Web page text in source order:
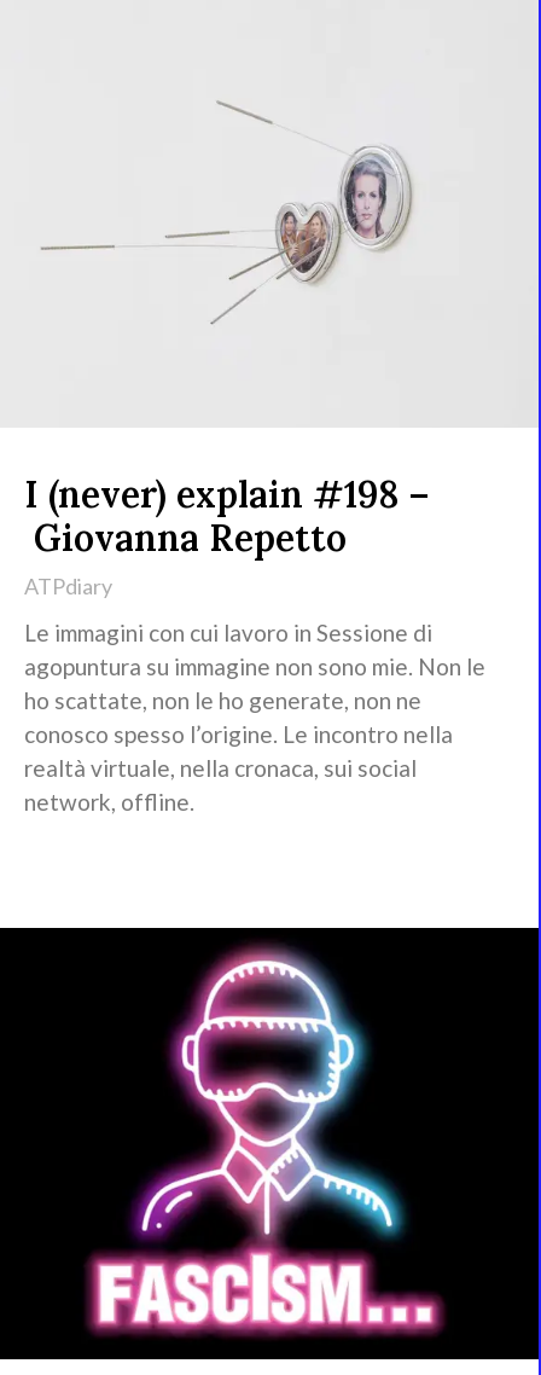
I (never) explain #198 –
Giovanna Repetto
ATPdiary
Le immagini con cui lavoro in Sessione di
agopuntura su immagine non sono mie. Non le
ho scattate, non le ho generate, non ne
conosco spesso l’origine. Le incontro nella
realtà virtuale, nella cronaca, sui social
network, offline.